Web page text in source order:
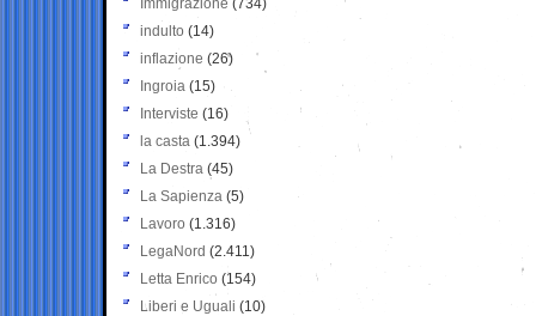
Immigrazione (734)
indulto (14)
inflazione (26)
Ingroia (15)
Interviste (16)
la casta (1.394)
La Destra (45)
La Sapienza (5)
Lavoro (1.316)
LegaNord (2.411)
Letta Enrico (154)
Liberi e Uguali (10)